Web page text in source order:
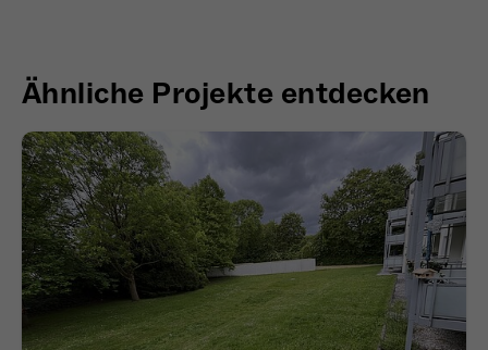
Ähnliche Projekte entdecken